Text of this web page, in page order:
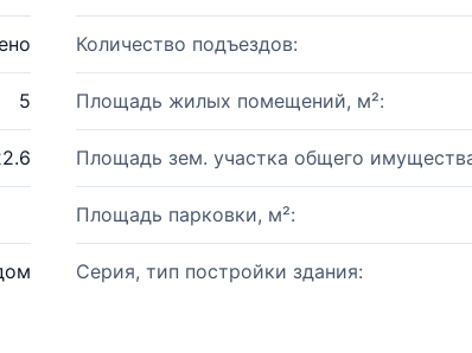
Количество подъездов:
5 Площадь жилых помещений, м²:
Площадь зем. участка общего
Площадь парковки, м²:
Серия, тип постройки здания: